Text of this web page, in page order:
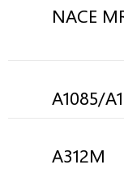
NACE
A1085/
A312M